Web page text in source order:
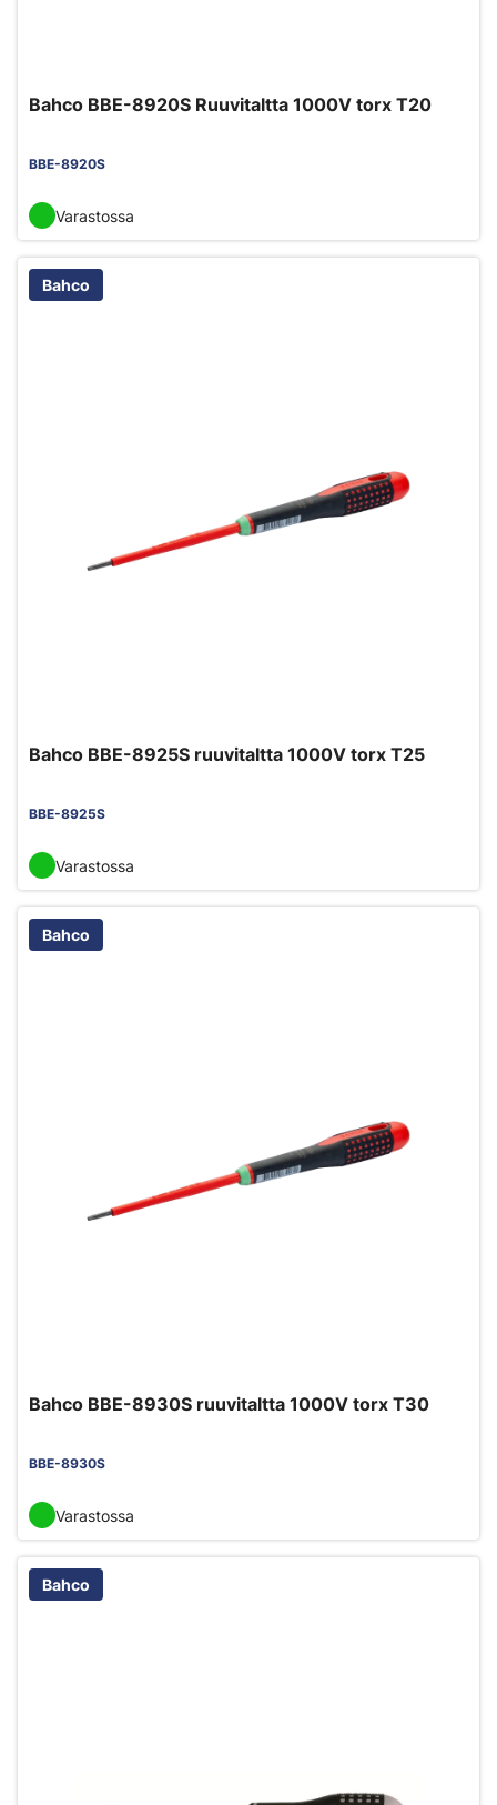
Bahco BBE-8920S Ruuvitaltta 1000V torx T20
BBE-8920S
Varastossa
Bahco
Bahco BBE-8925S ruuvitaltta 1000V torx T25
BBE-8925S
Varastossa
Bahco
Bahco BBE-8930S ruuvitaltta 1000V torx T30
BBE-8930S
Varastossa
Bahco